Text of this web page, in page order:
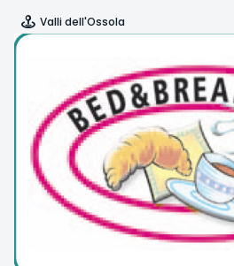
Valli dell'Ossola